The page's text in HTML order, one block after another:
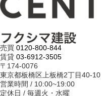
売買 0120-800-844
賃貸 03-6912-3505
〒174-0076
東京都板橋区上板橋2丁目40-10
営業時間 / 10:00~19:00
定休日 / 毎週火・水曜